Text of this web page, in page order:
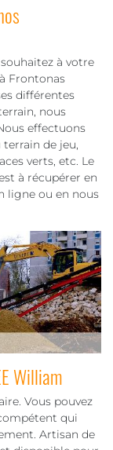
à votre
Frontonas
différentes
nous
effectuons
de jeu,
verts, etc. Le
à récupérer en
ligne ou en nous
William
Vous pouvez
qui
Artisan de